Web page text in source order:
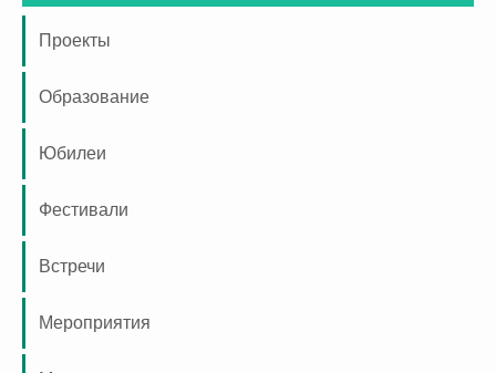
Проекты
Образование
Юбилеи
Фестивали
Встречи
Мероприятия